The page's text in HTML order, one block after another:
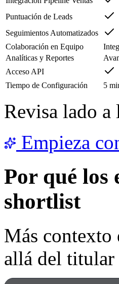
Puntuación de Leads
Seguimientos Automatizados
Colaboración en Equipo
Analíticas y Reportes
Acceso API
Tiempo de Configuración
5
Revisa lado
Empieza
Por qué los
shortlist
Más contexto
allá del titular